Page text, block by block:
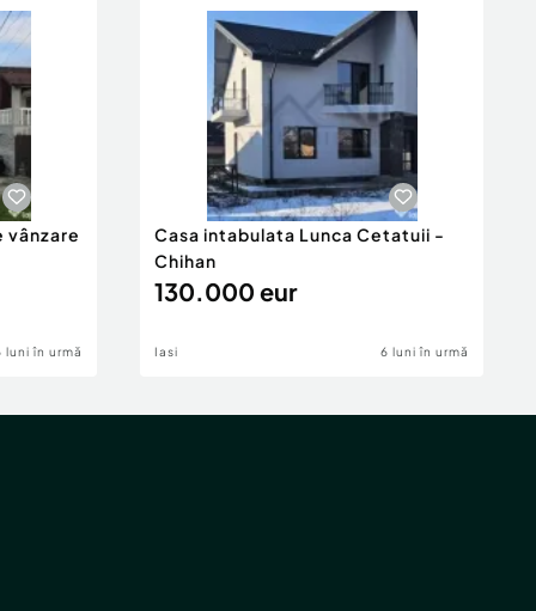
vânzare
luni în urmă
Casa intabulata Lunca Cetatuii -
Chihan
130.000 eur
Iasi 6 luni în urmă